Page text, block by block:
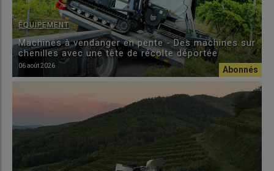
ÉQUIPEMENT
Machines à vendanger en pente - Des machines sur
chenilles avec une tête de récolte déportée
06 août 2026